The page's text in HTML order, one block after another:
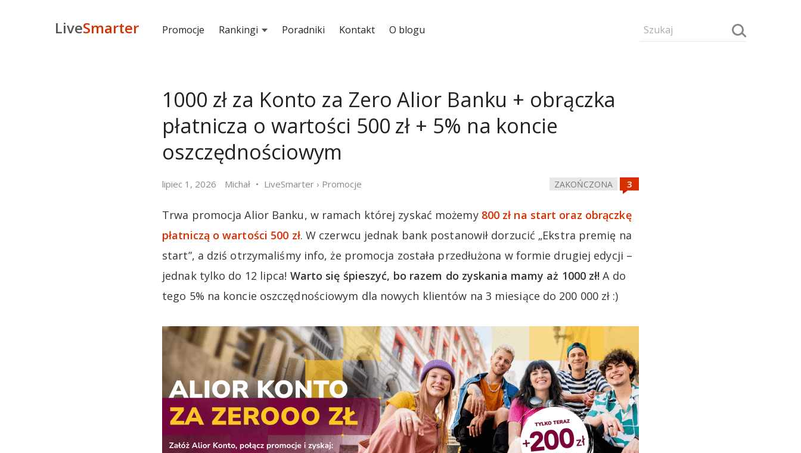
LiveSmarter Promocje Rankingi Poradniki Kontakt O blogu
1000 zł za Konto za Zero Alior Banku + obrączka
płatnicza o wartości 500 zł + 5% na koncie
oszczędnościowym
lipiec 1, 2026 Michał LiveSmarter › Promocje ZAKOŃCZONA
Trwa promocja Alior Banku, w ramach której zyskać możemy 800 zł na start oraz obrączkę
płatniczą o wartości 500 zł. W czerwcu jednak bank postanowił dorzucić „Ekstra premię na
start”, a dziś otrzymaliśmy info, że promocja została przedłużona w formie drugiej edycji –
jednak tylko do 12 lipca! Warto się śpieszyć, bo razem do zyskania mamy aż 1000 zł! A do
tego 5% na koncie oszczędnościowym dla nowych klientów na 3 miesiące do 200 000 zł :)